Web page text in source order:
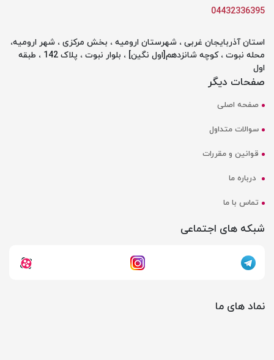
04432336395
استان آذربایجان غربی ، شهرستان ارومیه ، بخش مرکزی ، شهر ارومیه،
محله نبوت ، کوچه شانزدهم[اول نگین] ، بلوار نبوت ، پلاک 142 ، طبقه
اول
صفحات دیگر
صفحه اصلی
سوالات متداول
قوانین و مقررات
درباره ما
تماس با ما
شبکه های اجتماعی
نماد های ما